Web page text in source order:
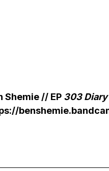
Shemie // EP 303 Diary